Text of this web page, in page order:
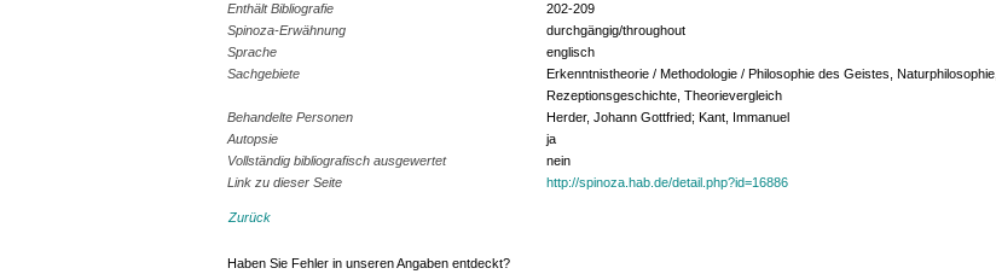
Enthält Bibliografie
202-209
Spinoza-Erwähnung
durchgängig/throughout
Sprache
englisch
Sachgebiete
Erkenntnistheorie / Methodologie / Philosophie des Geistes, Naturphilosophie,
Rezeptionsgeschichte, Theorievergleich
Behandelte Personen
Herder, Johann Gottfried; Kant, Immanuel
Autopsie
ja
Vollständig bibliografisch ausgewertet
nein
Link zu dieser Seite
http://spinoza.hab.de/detail.php?id=16886
Zurück
Haben Sie Fehler in unseren Angaben entdeckt?